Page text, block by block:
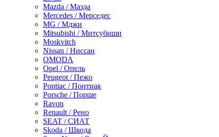
Mazda / Мазда
Mercedes / Мерседес
MG / Мджи
Mitsubishi / Митсубиши
Moskvitch
Nissan / Ниссан
OMODA
Opel / Опель
Peugeot / Пежо
Pontiac / Понтиак
Porsche / Порше
Ravon
Renault / Рено
SEAT / СИАТ
Skoda / Шкода